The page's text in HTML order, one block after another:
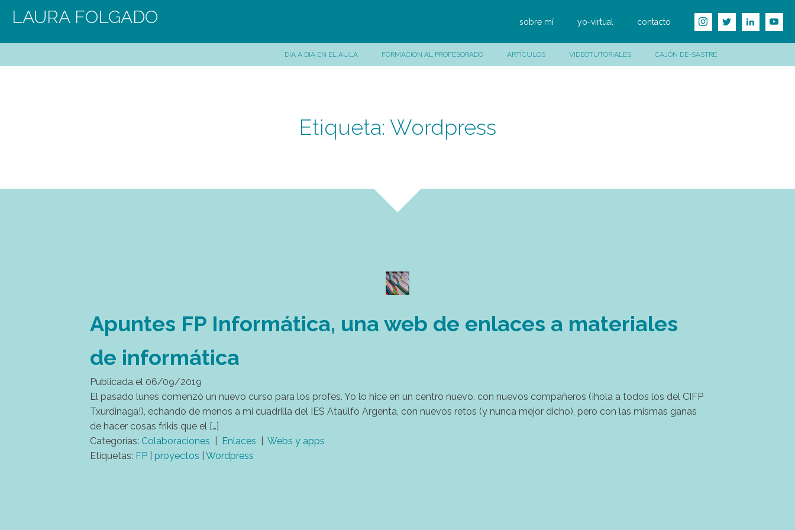
LAURA FOLGADO sobre mí yo-virtual contacto
DÍA A DÍA EN EL AULA FORMACIÓN AL PROFESORADO ARTÍCULOS VIDEOTUTORIALES CAJÓN DE-SASTRE
Etiqueta: Wordpress
Apuntes FP Informática, una web de enlaces a materiales
de informática
Publicada el 06/09/2019
El pasado lunes comenzó un nuevo curso para los profes. Yo lo hice en un centro nuevo, con nuevos compañeros (¡hola a todos los del CIFP
Txurdinaga!), echando de menos a mi cuadrilla del IES Ataúlfo Argenta, con nuevos retos (y nunca mejor dicho), pero con las mismas ganas
de hacer cosas frikis que el […]
Categorías: Colaboraciones Enlaces
Webs y apps
Etiquetas: FP proyectos Wordpress